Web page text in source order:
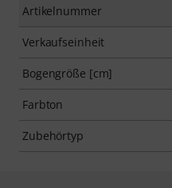
Artikelnummer
Verkaufseinheit
Bogengröße [cm]
Farbton
Zubehörtyp